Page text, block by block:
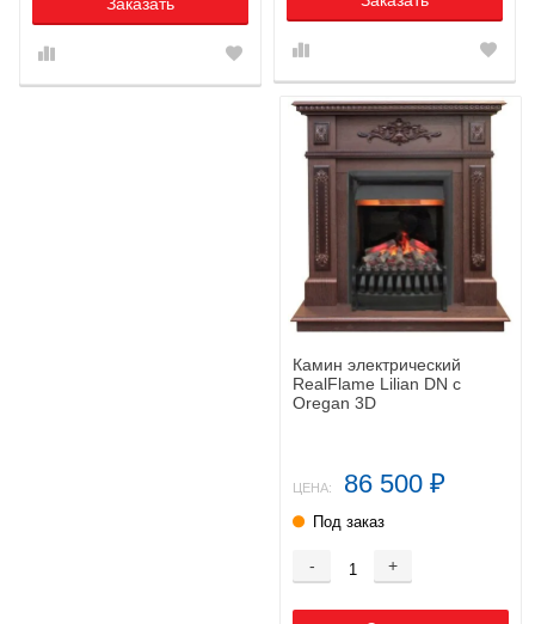
Камин электрический
RealFlame Lilian DN с
Oregan 3D
ЦЕНА: 86 500 ₽
Под заказ
- +